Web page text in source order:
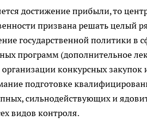
достижение прибыли, то
призвана решать целый
государственной политики в
программ (дополнительное
конкурсных закупок
подготовке
сильнодействующих и
видов контроля.